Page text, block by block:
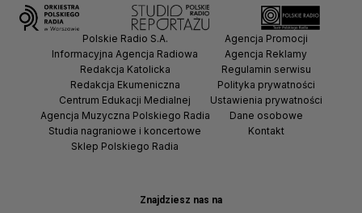
Znajdziesz nas na
Polskie Radio S.A.
Informacyjna Agencja Radiowa
Redakcja Katolicka
Redakcja Ekumeniczna
Centrum Edukacji Medialnej
Agencja Muzyczna Polskiego Radia
Studia nagraniowe i koncertowe
Sklep Polskiego Radia
Agencja Promocji
Agencja Reklamy
Regulamin serwisu
Polityka prywatności
Ustawienia prywatności
Dane osobowe
Kontakt